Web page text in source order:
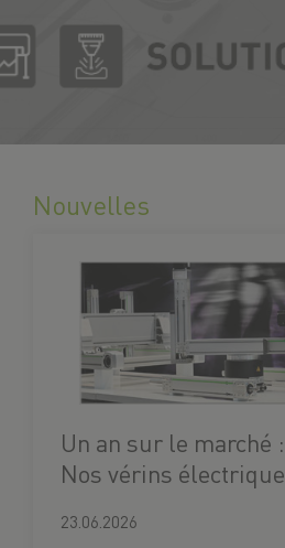
Nouvelles
Un an sur le marché :
Nos vérins
23.06.2026